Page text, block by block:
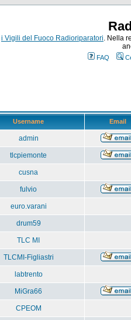
i Vigili del Fuoco Radioriparatori. Nella
FAQ
Username Email
admin
tlcpiemonte
cusna
fulvio
euro.varani
drum59
TLC MI
TLCMI-Figliastri
labtrento
MiGra66
CPEOM